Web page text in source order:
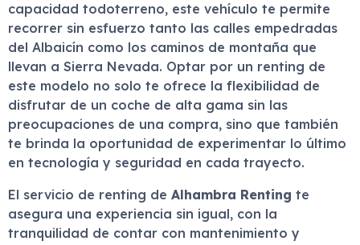
capacidad todoterreno, este vehículo te permite
recorrer sin esfuerzo tanto las calles empedradas
del Albaicín como los caminos de montaña que
llevan a Sierra Nevada. Optar por un renting de
este modelo no solo te ofrece la flexibilidad de
disfrutar de un coche de alta gama sin las
preocupaciones de una compra, sino que también
te brinda la oportunidad de experimentar lo último
en tecnología y seguridad en cada trayecto.
El servicio de renting de Alhambra Renting te
asegura una experiencia sin igual, con la
tranquilidad de contar con mantenimiento y